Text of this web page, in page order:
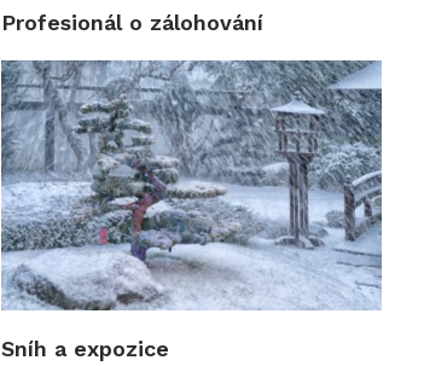
Profesionál o zálohování
Sníh a expozice